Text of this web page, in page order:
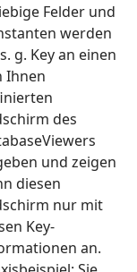
Felder und
werden
g. Key an einen
Ihnen
des
und zeigen
diesen
nur mit
Key-
an.